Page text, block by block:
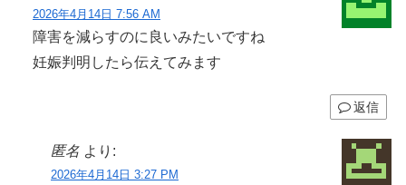
2026年4月14日 7:56 AM
障害を減らすのに良いみたいですね
妊娠判明したら伝えてみます
返信
匿名 より:
2026年4月14日 3:27 PM